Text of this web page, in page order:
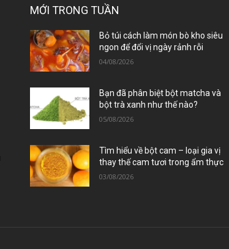
MỚI TRONG TUẦN
Bỏ túi cách làm món bò kho siêu
ngon để đổi vị ngày rảnh rỗi
04/08/2026
Bạn đã phân biệt bột matcha và
bột trà xanh như thế nào?
05/08/2026
Tìm hiểu về bột cam – loại gia vị
thay thế cam tươi trong ẩm thực
03/08/2026